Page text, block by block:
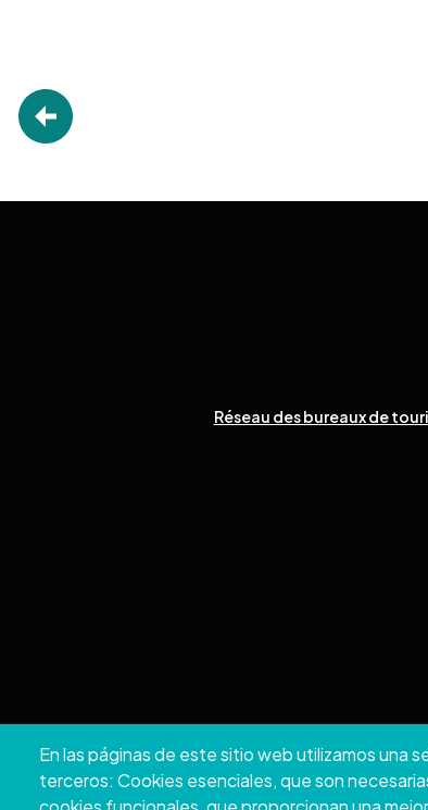
En las páginas de este sitio web utilizamos una
terceros: Cookies esenciales, que son
Réseau des bureaux de